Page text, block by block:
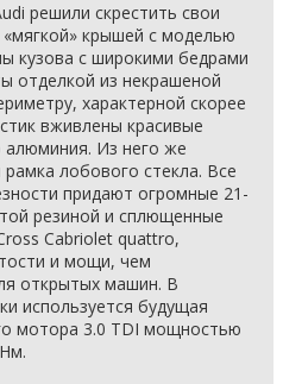
решили скрестить свои
крышей с моделью
кузова с широкими бедрами
отделкой из некрашеной
характерной скорее
вживлены красивые
алюминия. Из него же
лобового стекла. Все
придают огромные 21-
резиной и сплющенные
Cabriolet quattro,
и мощи, чем
открытых машин. В
используется будущая
мотора 3.0 TDI мощностью